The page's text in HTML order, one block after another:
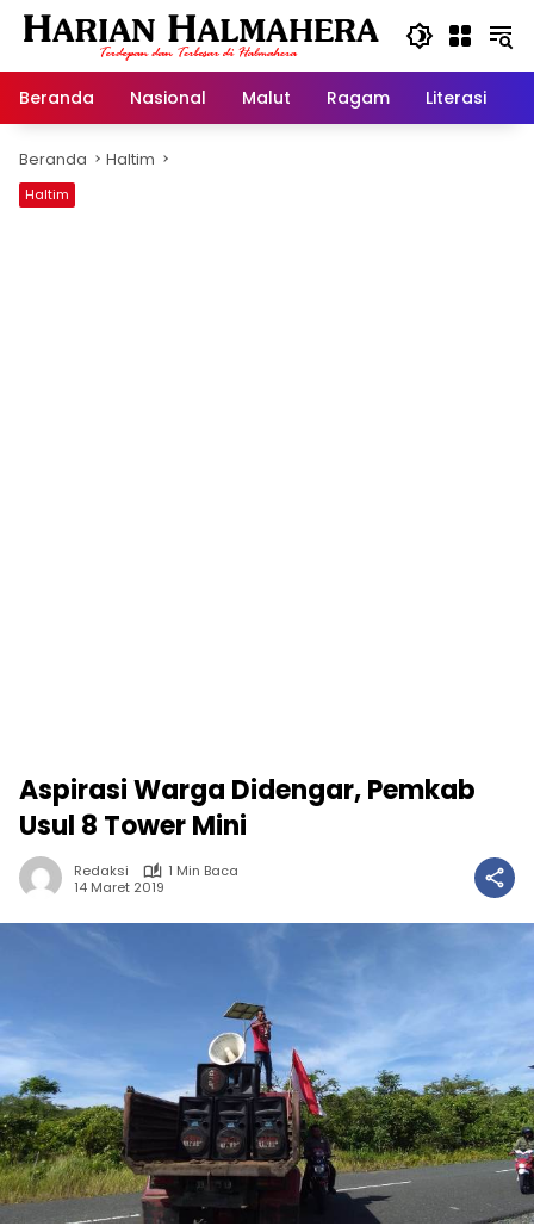
Langsung
Beranda
Nasional Malut Ragam Literasi
Beranda Haltim
Haltim
Aspirasi Warga Didengar, Pemkab
Usul 8 Tower Mini
Redaksi
1 Min Baca
14 Maret 2019